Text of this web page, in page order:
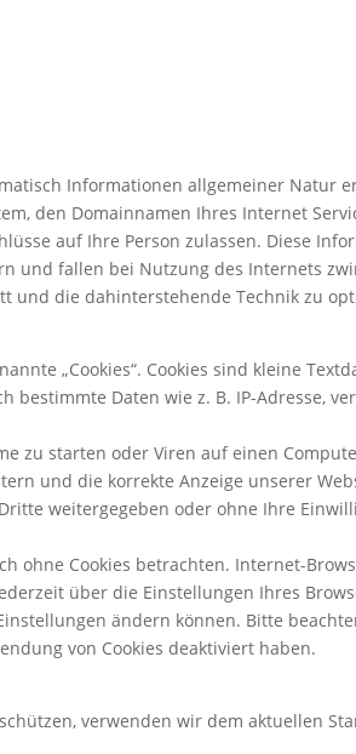
Informationen allgemeiner Natur
den Domainnamen Ihres Internet
auf Ihre Person zulassen. Diese
und fallen bei Nutzung des Internets
und die dahinterstehende Technik zu
„Cookies“. Cookies sind kleine
Daten wie z. B. IP-Adresse,
zu starten oder Viren auf einen
und die korrekte Anzeige unserer
weitergegeben oder ohne Ihre
ohne Cookies betrachten. Internet-
über die Einstellungen Ihres
ändern können. Bitte
von Cookies deaktiviert haben.
verwenden wir dem aktuellen